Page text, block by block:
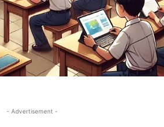
- Advertisement -